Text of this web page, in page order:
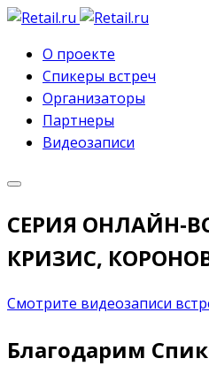
О проекте
Спикеры встреч
Организаторы
Партнеры
Видеозаписи
СЕРИЯ
КРИЗИС,
Смотрите видеозаписи
Благодарим